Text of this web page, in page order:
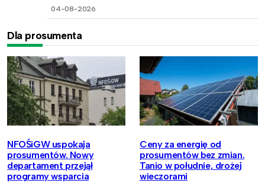
04-08-2026
Dla prosumenta
NFOŚiGW uspokaja
prosumentów. Nowy
departament przejął
programy wsparcia
Ceny za energię od
prosumentów bez zmian.
Tanio w południe, drożej
wieczorami